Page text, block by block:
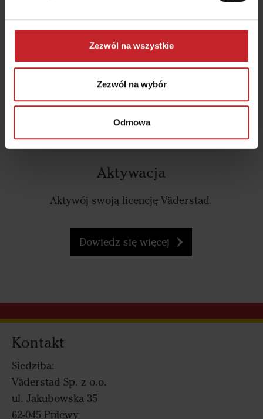
Zezwól na wszystkie
Zezwól na wybór
Odmowa
Aktywacja
Aktywój swoją licencję Väderstad.
Dowiedz się więcej
Kontakt
Siedziba:
Väderstad Sp. z o.o.
ul. Jakubowska 35
62-045 Pniewy